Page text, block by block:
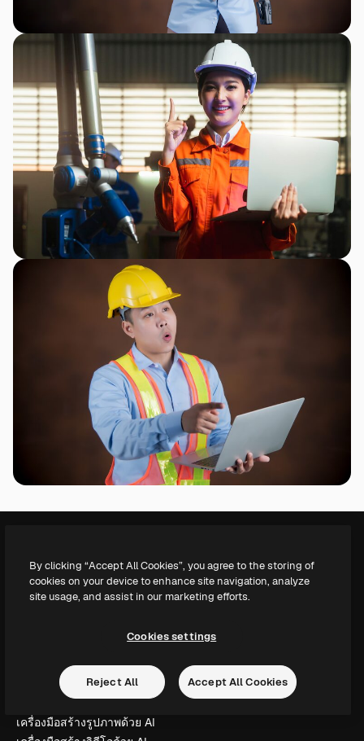
แพลตฟอร์มสร้างสรรค์เพื่อผลักดันผลงานที่ดีที่สุดของคุณ ผู้ใช้งาน
กว่า 1 ล้านราย ครอบคลุมทั้งครีเอทีฟ, บริษัท, เอเจนซี และสตูดิโอ
เครื่องมือสร้างรูปภาพด้วย AI
By clicking “Accept All Cookies”, you agree to the storing of
cookies on your device to enhance site navigation, analyze
site usage, and assist in our marketing efforts.
Cookies settings
Reject All Accept All Cookies